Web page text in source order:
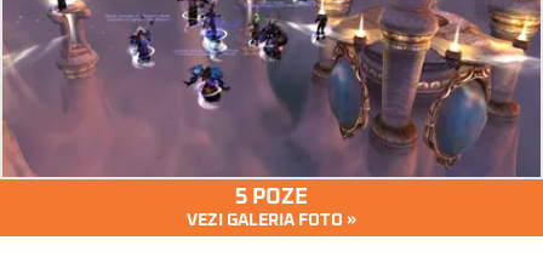
5 POZE
VEZI GALERIA FOTO »